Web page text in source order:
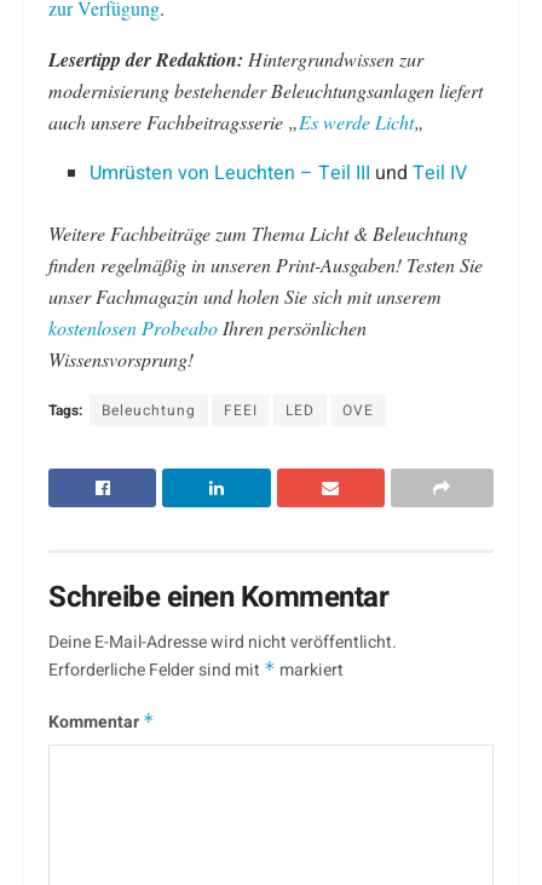
zur Verfügung.
Lesertipp der Redaktion: Hintergrundwissen zur
modernisierung bestehender Beleuchtungsanlagen liefert
auch unsere Fachbeitragsserie „Es werde Licht„
Umrüsten von Leuchten – Teil III undTeil IV
Weitere Fachbeiträge zum Thema Licht & Beleuchtung
finden regelmäßig in unseren Print-Ausgaben! Testen Sie
unser Fachmagazin und holen Sie sich mit unserem
kostenlosen ProbeaboIhren persönlichen
Wissensvorsprung!
Tags: Beleuchtung FEEI LED OVE
Schreibe einen Kommentar
Deine E-Mail-Adresse wird nicht veröffentlicht.
Erforderliche Felder sind mit * markiert
Kommentar *